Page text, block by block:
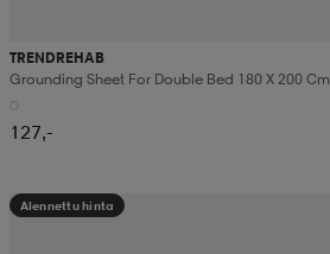
TRENDREHAB
Grounding Sheet For Double Bed 180 X 200 Cm
127,-
Alennettu hinta